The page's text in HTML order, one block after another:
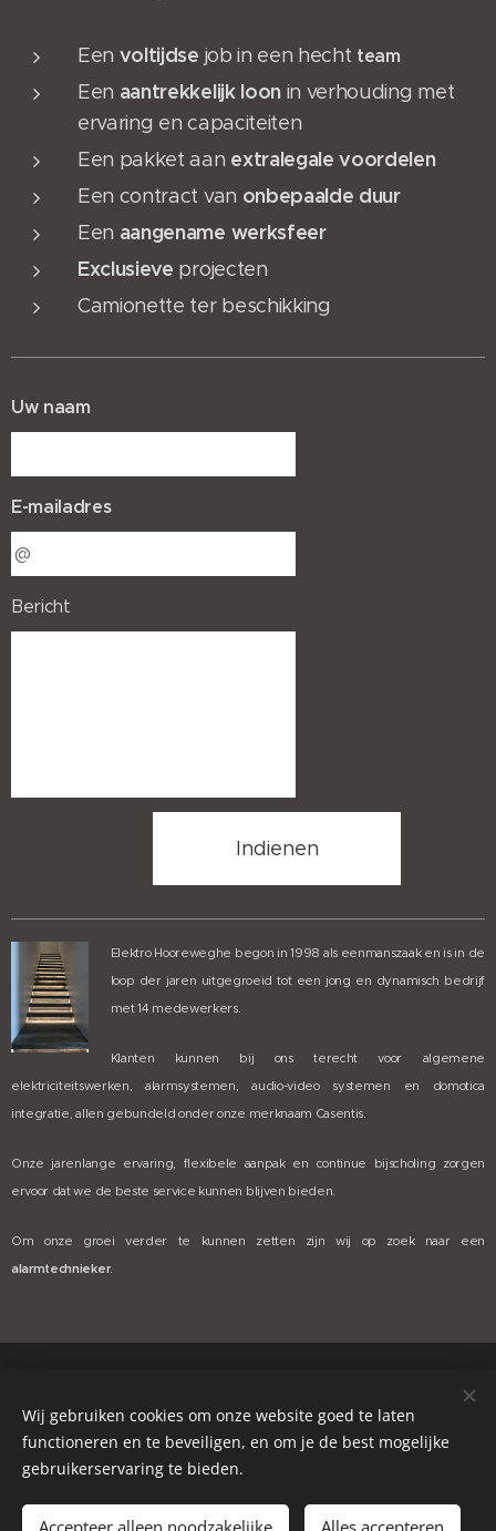
Een voltijdse job in een hecht team
Een aantrekkelijk loon in verhouding met
ervaring en capaciteiten
Een pakket aan extralegalevoordelen
Een contract van onbepaalde duur
Een aangename werksfeer
Exclusieve projecten
Camionette ter beschikking
Uw naam
E-mailadres
Bericht
Indienen
Elektro Hooreweghe begon in 1998 als eenmanszaak en is in de
loop der jaren uitgegroeid tot een jong en dynamisch bedrijf
met 14 medewerkers.
Klanten kunnen bij ons terecht voor algemene
elektriciteitswerken, alarmsystemen, audio-video systemen en domotica
integratie, allen gebundeld onder onze merknaam Casentis.
Onze jarenlange ervaring, flexibele aanpak en continue bijscholing zorgen
ervoor dat we de beste service kunnen blijven bieden.
Om onze groei verder te kunnen zetten zijn wij op zoek naar een
alarmtechnieker.
Cookies |Privacybeleid|Algemene voorwaarden
Casentis BV- Léon Bekaertlaan 3K 9880 Aalter - T: +32 (0) 9 374
05 65 - BE 1033.078.209 - MBZ 20109486
Wij gebruiken cookies om onze website goed te laten
functioneren en te beveiligen, en om je de best mogelijke
gebruikerservaring te bieden.
Accepteer alleen noodzakelijke Alles accepteren